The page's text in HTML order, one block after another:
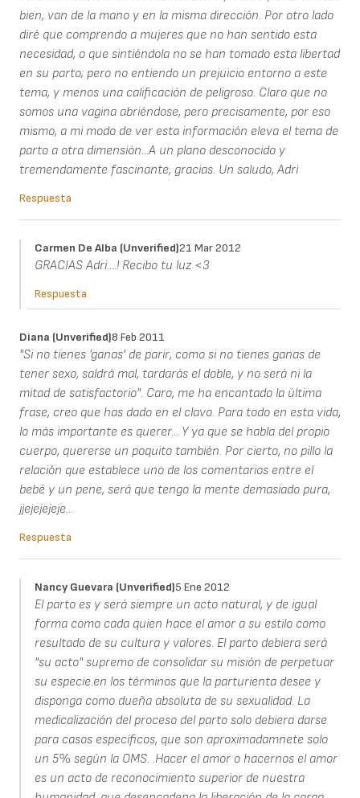
bien, van de la mano y en la misma dirección. Por otro lado
diré que comprendo a mujeres que no han sentido esta
necesidad, o que sintiéndola no se han tomado esta libertad
en su parto; pero no entiendo un prejuicio entorno a este
tema, y menos una calificación de peligroso. Claro que no
somos una vagina abriéndose, pero precisamente, por eso
mismo, a mi modo de ver esta información eleva el tema de
parto a otra dimensión...A un plano desconocido y
tremendamente fascinante, gracias. Un saludo, Adri
Respuesta
Carmen De Alba (unverified)21 Mar 2012
GRACIAS Adri....! Recibo tu luz <3
Respuesta
Diana (unverified)8 Feb 2011
"Si no tienes ‘ganas’ de parir, como si no tienes ganas de
tener sexo, saldrá mal, tardarás el doble, y no será ni la
mitad de satisfactorio". Caro, me ha encantado la última
frase, creo que has dado en el clavo. Para todo en esta vida,
lo más importante es querer... Y ya que se habla del propio
cuerpo, quererse un poquito también. Por cierto, no pillo la
relación que establece uno de los comentarios entre el
bebé y un pene, será que tengo la mente demasiado pura,
jjejejejeje...
Respuesta
Nancy Guevara (unverified)5 Ene 2012
El parto es y será siempre un acto natural, y de igual
forma como cada quien hace el amor a su estilo como
resultado de su cultura y valores. El parto debiera será
"su acto" supremo de consolidar su misión de perpetuar
su especie.en los términos que la parturienta desee y
disponga como dueña absoluta de su sexualidad. La
medicalización del proceso del parto solo debiera darse
para casos específicos, que son aproximadamnete solo
un 5% según la OMS. .Hacer el amor o hacernos el amor
es un acto de reconocimiento superior de nuestra